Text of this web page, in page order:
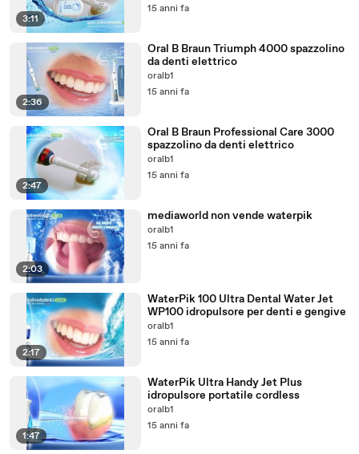
3:11
15 anni fa
2:36
Oral B Braun Triumph 4000 spazzolino
da denti elettrico
oralb1
15 anni fa
2:47
Oral B Braun Professional Care 3000
spazzolino da denti elettrico
oralb1
15 anni fa
2:03
mediaworld non vende waterpik
oralb1
15 anni fa
2:17
WaterPik 100 Ultra Dental Water Jet
WP100 idropulsore per denti e gengive
oralb1
15 anni fa
1:47
WaterPik Ultra Handy Jet Plus
idropulsore portatile cordless
oralb1
15 anni fa